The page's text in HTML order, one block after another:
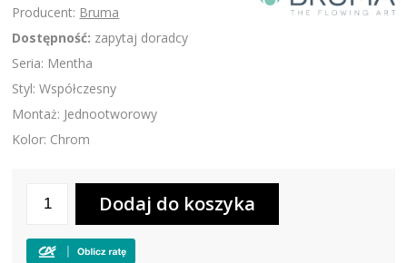
Producent: Bruma
Dostępność: zapytaj doradcy
Seria: Mentha
Styl: Współczesny
Montaż: Jednootworowy
Kolor: Chrom